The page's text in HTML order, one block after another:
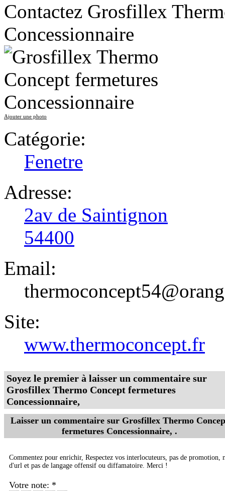
Contactez Grosfillex
Concessionnaire
Ajouter une photo
Catégorie:
Fenetre
Adresse:
2av de Saintignon
54400
Email:
Site:
www.thermoconcept.fr
Soyez le premier à laisser un commentaire sur
Grosfillex Thermo Concept fermetures
Concessionnaire,
Laisser un commentaire sur Grosfillex Thermo
fermetures Concessionnaire, .
Commentez pour enrichir, Respectez vos interlocuteurs, pas de promotion,
d'url et pas de langage offensif ou diffamatoire. Merci !
Votre note: *